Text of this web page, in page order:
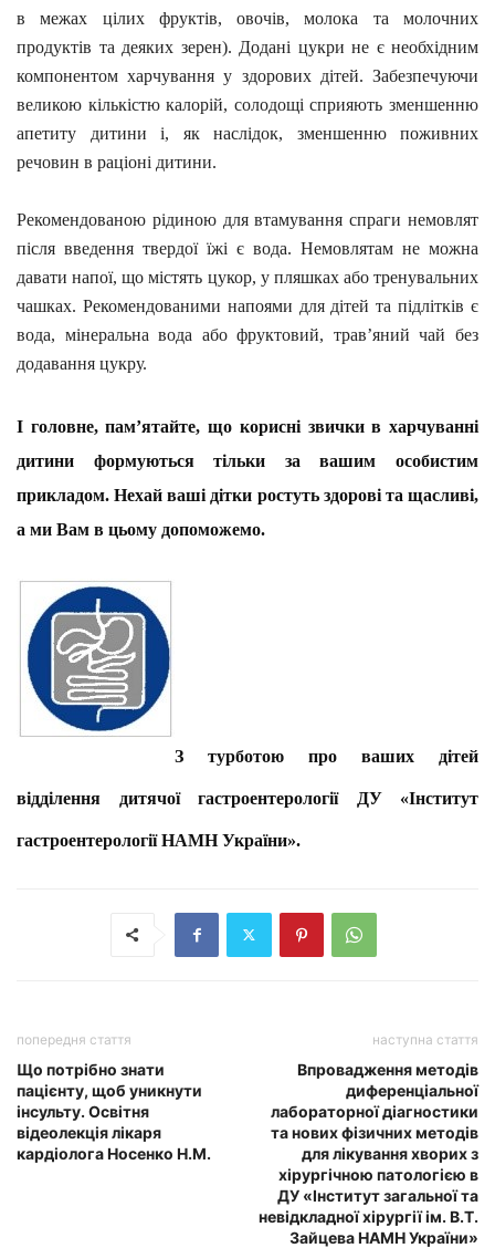
в межах цілих фруктів, овочів, молока та молочних
продуктів та деяких зерен). Додані цукри не є необхідним
компонентом харчування у здорових дітей. Забезпечуючи
великою кількістю калорій, солодощі сприяють зменшенню
апетиту дитини і, як наслідок, зменшенню поживних
речовин в раціоні дитини.
Рекомендованою рідиною для втамування спраги немовлят
після введення твердої їжі є вода. Немовлятам не можна
давати напої, що містять цукор, у пляшках або тренувальних
чашках. Рекомендованими напоями для дітей та підлітків є
вода, мінеральна вода або фруктовий, трав’яний чай без
додавання цукру.
І головне, пам’ятайте, що корисні звички в харчуванні
дитини формуються тільки за вашим особистим
прикладом. Нехай ваші дітки ростуть здорові та щасливі,
а ми Вам в цьому допоможемо.
З турботою про ваших дітей
відділення дитячої гастроентерології ДУ «Інститут
гастроентерології НАМН України».
попередня стаття
Що потрібно знати
пацієнту, щоб уникнути
інсульту. Освітня
відеолекція лікаря
кардіолога Носенко Н.М.
наступна стаття
Впровадження методів
диференціальної
лабораторної діагностики
та нових фізичних методів
для лікування хворих з
хірургічною патологією в
ДУ «Інститут загальної та
невідкладної хірургії ім. В.Т.
Зайцева НАМН України»